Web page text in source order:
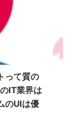
って質の
IT業界は
のUIは優